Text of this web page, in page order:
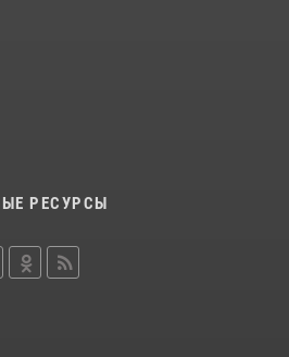
РЕСУРСЫ